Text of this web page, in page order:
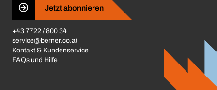
Business ConductJetzt abonnieren
+43 7722 / 800 34
service@berner.co.at
Kontakt & Kundenservice
FAQs und Hilfe